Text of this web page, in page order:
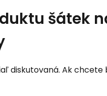
šátek
diskutovaná. Ak chcete